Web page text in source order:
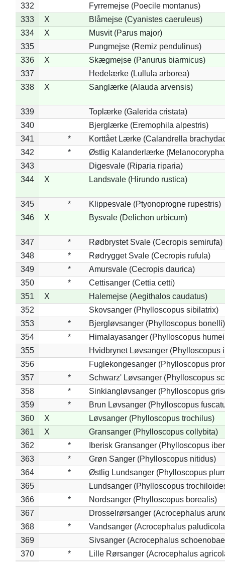
332
Fyrremejse (Poecile montanus)
333
X
Blåmejse (Cyanistes caeruleus)
334
X
Musvit (Parus major)
335
Pungmejse (Remiz pendulinus)
336
X
Skægmejse (Panurus biarmicus)
337
Hedelærke (Lullula arborea)
338
X Sanglærke (Alauda arvensis)
339
Toplærke (Galerida cristata)
340
Bjerglærke (Eremophila alpestris)
341
*
Korttået Lærke (Calandrella
342
*
Østlig Kalanderlærke (Melanocorypha
343
Digesvale (Riparia riparia)
344
X Landsvale (Hirundo rustica)
345 *
Klippesvale (Ptyonoprogne rupestris)
346
X Bysvale (Delichon urbicum)
347 *
Rødbrystet Svale (Cecropis semirufa)
348
*
Rødrygget Svale (Cecropis rufula)
349
*
Amursvale (Cecropis daurica)
350
*
Cettisanger (Cettia cetti)
351
X
Halemejse (Aegithalos caudatus)
352
Skovsanger (Phylloscopus sibilatrix)
353
*
Bjergløvsanger (Phylloscopus bonelli)
354
*
Himalayasanger (Phylloscopus
355
Hvidbrynet Løvsanger (Phylloscopus
356
Fuglekongesanger (Phylloscopus
357
*
Schwarz' Løvsanger (Phylloscopus
358
*
Sinkiangløvsanger (Phylloscopus
359
*
Brun Løvsanger (Phylloscopus
360
X
Løvsanger (Phylloscopus trochilus)
361
X
Gransanger (Phylloscopus collybita)
362
*
Iberisk Gransanger (Phylloscopus
363
*
Grøn Sanger (Phylloscopus nitidus)
364
*
Østlig Lundsanger (Phylloscopus
365
Lundsanger (Phylloscopus
366
*
Nordsanger (Phylloscopus borealis)
367
Drosselrørsanger (Acrocephalus
368
*
Vandsanger (Acrocephalus
369
Sivsanger (Acrocephalus
370
*
Lille Rørsanger (Acrocephalus